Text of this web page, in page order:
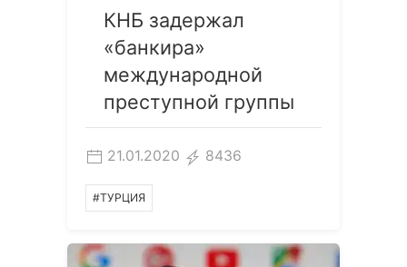
КНБ задержал
«банкира»
международной
преступной группы
21.01.2020 8436
#ТУРЦИЯ